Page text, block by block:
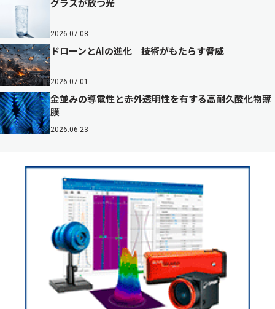
グラスが放つ光
2026.07.08
ドローンとAIの進化 技術がもたらす脅威
2026.07.01
金並みの導電性と赤外透明性を有する高耐久酸化物薄
膜
2026.06.23